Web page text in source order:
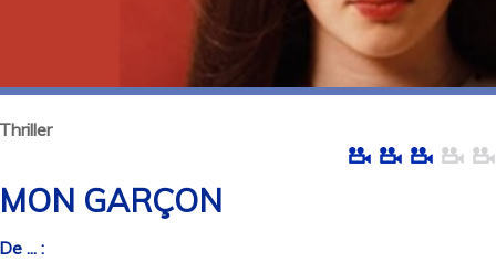
GARÇON
... :